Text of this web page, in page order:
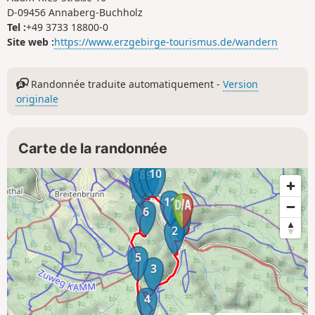
D-09456 Annaberg-Buchholz
Tel :+49 3733 18800-0
Site web :https://www.erzgebirge-tourismus.de/wandern
Randonnée traduite automatiquement -Version
originale
Carte de la randonnée
1
2
3
4
5
6
78910
11